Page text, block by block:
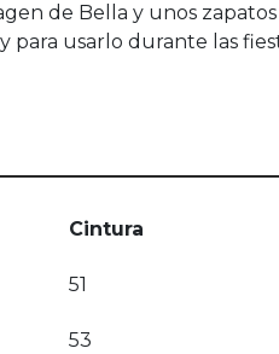
de Bella y unos
para usarlo durante las
Cintura
51
53